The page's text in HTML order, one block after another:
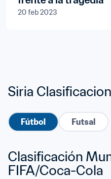
20 feb 2023
Siria
Fútbol Futsal
Clasificación
FIFA/Coca-Cola